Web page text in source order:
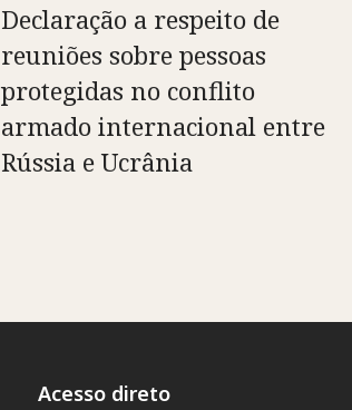
Declaração a respeito de
reuniões sobre pessoas
protegidas no conflito
armado internacional entre
Rússia e Ucrânia
Acesso direto